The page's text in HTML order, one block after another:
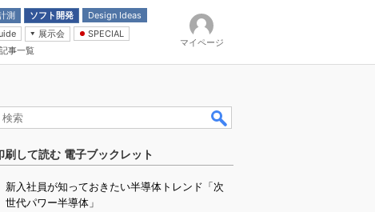
測 ソフト開発
Design Ideas
展示会
展
SPECIAL
事一覧
マイページ
刷して読む 電子ブックレット
新入社員が知っておきたい半導体トレンド「次
世代パワー半導体」